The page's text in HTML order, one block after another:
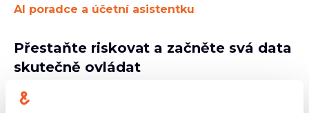
AI poradce a účetní asistentku
Přestaňte riskovat a začněte svá data
skutečně ovládat
Nečekejte, až vaše data skončí ve veřejném